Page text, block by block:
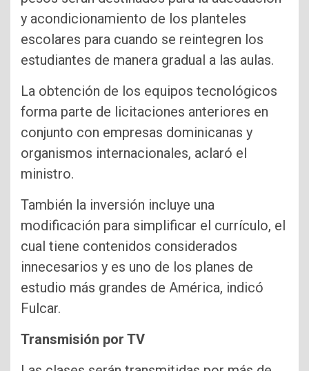
y acondicionamiento de los planteles
escolares para cuando se reintegren los
estudiantes de manera gradual a las aulas.
La obtención de los equipos tecnológicos
forma parte de licitaciones anteriores en
conjunto con empresas dominicanas y
organismos internacionales, aclaró el
ministro.
También la inversión incluye una
modificación para simplificar el currículo, el
cual tiene contenidos considerados
innecesarios y es uno de los planes de
estudio más grandes de América, indicó
Fulcar.
Transmisión por TV